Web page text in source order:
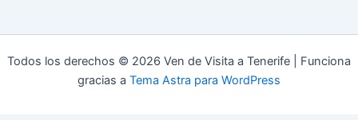
Todos los derechos © 2026 Ven de Visita a Tenerife | Funciona
gracias a Tema Astra para WordPress